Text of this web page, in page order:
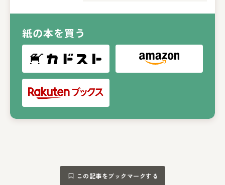
紙の本を買う
この記事をブックマークする